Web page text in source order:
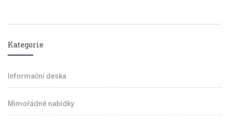
Kategorie
Informační deska
Mimořádné nabídky